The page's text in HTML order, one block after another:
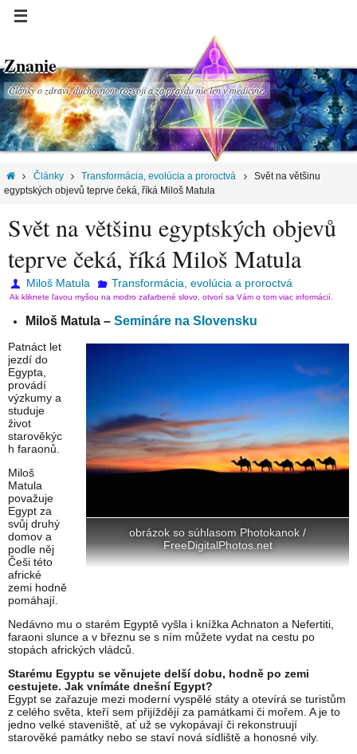
Znanie
Články o zdraví, duchovnom rozvoji a za pravdu nie len v medicíne.
Články Transformácia, evolúcia a proroctvá
Svět na většinu
egyptských objevů teprve čeká, říká Miloš Matula
Svět na většinu egyptských objevů
teprve čeká, říká Miloš Matula
Miloš Matula Transformácia, evolúcia a proroctvá
Ak kliknete ľavou myšou na modro zafarbené slovo, otvorí sa Vám o tom viac informácií.
Miloš Matula – Semináre na Slovensku
obrázok so súhlasom Photokanok /
FreeDigitalPhotos.net
Patnáct let
jezdí do
Egypta,
provádí
výzkumy a
studuje
život
starověkýc
h faraonů.
Miloš
Matula
považuje
Egypt za
svůj druhý
domov a
podle něj
Češi této
africké
zemi hodně
pomáhají.
Nedávno mu o starém Egyptě vyšla i knížka Achnaton a Nefertiti,
faraoni slunce a v březnu se s ním můžete vydat na cestu po
stopách afrických vládců.
Starému Egyptu se věnujete delší dobu, hodně po zemi
cestujete. Jak vnímáte dnešní Egypt?
Egypt se zařazuje mezi moderní vyspělé státy a otevírá se turistům
z celého světa, kteří sem přijíždějí za památkami či mořem. A je to
jedno velké staveniště, ať už se vykopávají či rekonstruují
starověké památky nebo se staví nová sídliště a honosné vily.